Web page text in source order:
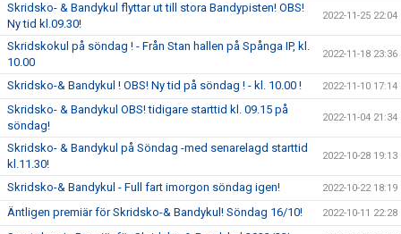
Skridsko- & Bandykul flyttar ut till stora Bandypisten! OBS!
Ny tid kl.09.30!
2022-11-25 22:04
Skridskokul på söndag ! - Från Stan hallen på Spånga IP, kl.
10.00
2022-11-18 23:36
Skridsko-& Bandykul ! OBS! Ny tid på söndag ! - kl. 10.00 ! 2022-11-10 17:14
Skridsko- & Bandykul OBS! tidigare starttid kl. 09.15 på
söndag!
2022-11-04 21:34
Skridsko- & Bandykul på Söndag -med senarelagd starttid
kl.11.30!
2022-10-28 19:13
Skridsko-& Bandykul - Full fart imorgon söndag igen! 2022-10-22 18:19
Äntligen premiär för Skridsko-& Bandykul! Söndag 16/10! 2022-10-11 22:28